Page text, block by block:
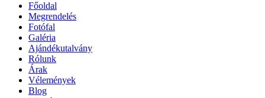
Főoldal
Megrendelés
Fotófal
Galéria
Ajándékutalvány
Rólunk
Árak
Vélemények
Blog